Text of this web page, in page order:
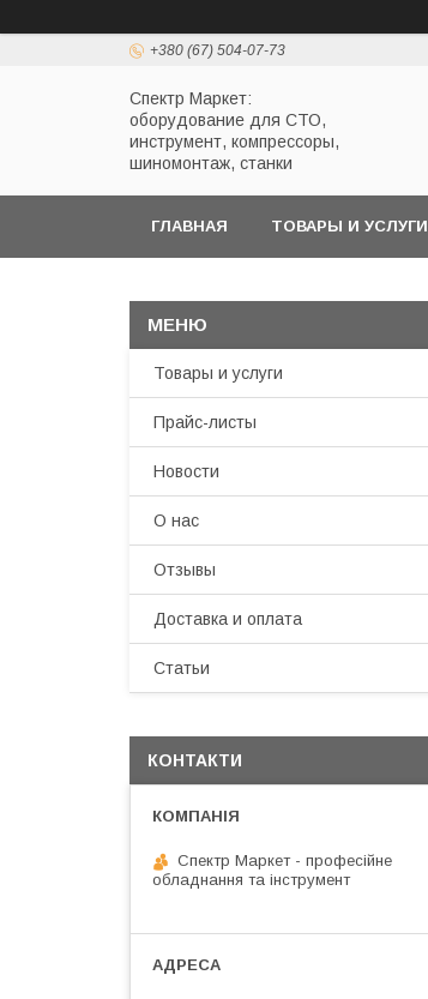
+380 (67) 504-07-73
Спектр Маркет:
оборудование для СТО,
инструмент, компрессоры,
шиномонтаж, станки
ГЛАВНАЯ ТОВАРЫ И УСЛУГИ
Товары и услуги
Прайс-листы
Новости
О нас
Отзывы
Доставка и оплата
Статьи
КОНТАКТИ
Спектр Маркет - професійне
обладнання та інструмент